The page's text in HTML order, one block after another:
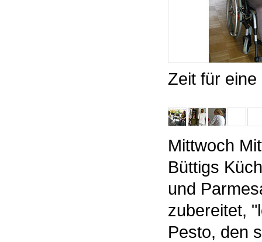
Zeit für
Mittwoch
Büttigs
und
zubereitet,
Pesto, den